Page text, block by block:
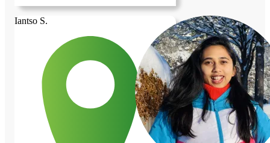
Iantso S.